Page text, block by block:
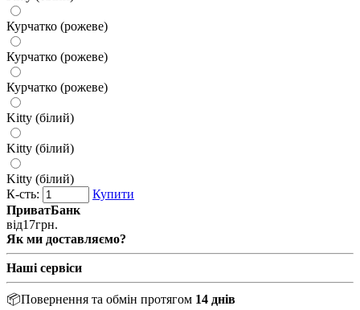
Курчатко (рожеве)
Курчатко (рожеве)
Курчатко (рожеве)
Kitty (білий)
Kitty (білий)
Kitty (білий)
К-сть:
Купити
ПриватБанк
від17грн.
Як ми доставляємо?
Наші сервіси
📦Повернення та обмін протягом 14 днів